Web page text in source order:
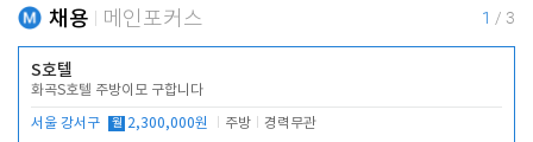
채용 메인포커스 1 / 3
S호텔
화곡S호텔 주방이모 구합니다
서울 강서구 월 2,300,000원 주방 경력무관